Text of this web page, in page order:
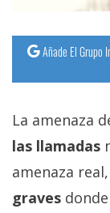
Añade El Grupo
La amenaza
las llamadas
amenaza
graves